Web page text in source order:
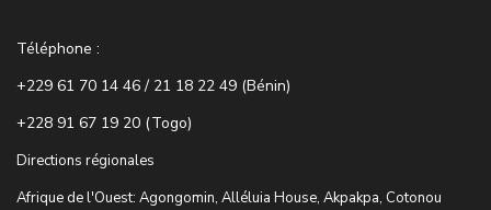
Téléphone :
+229 61 70 14 46 / 21 18 22 49 (Bénin)
+228 91 67 19 20 (Togo)
Directions régionales
Afrique de l'Ouest: Agongomin, Alléluia House, Akpakpa, Cotonou